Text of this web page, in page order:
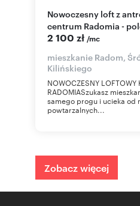
Nowoczesny loft z antresolą i glamour w
centrum Radomia -
2 100 zł /mc
mieszkanie Radom,
Kilińskiego
NOWOCZESNY LOFTOWY
RADOMIASzukasz
samego progu i ucieka od
powtarzalnych...
Zobacz więcej